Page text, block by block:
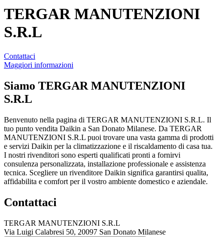
TERGAR MANUTENZIONI
S.R.L
Contattaci
Maggiori informazioni
Siamo TERGAR MANUTENZIONI
S.R.L
Benvenuto nella pagina di TERGAR MANUTENZIONI S.R.L. Il
tuo punto vendita Daikin a San Donato Milanese. Da TERGAR
MANUTENZIONI S.R.L puoi trovare una vasta gamma di prodotti
e servizi Daikin per la climatizzazione e il riscaldamento di casa tua.
I nostri rivenditori sono esperti qualificati pronti a fornirvi
consulenza personalizzata, installazione professionale e assistenza
tecnica. Scegliere un rivenditore Daikin significa garantirsi qualita,
affidabilita e comfort per il vostro ambiente domestico e aziendale.
Contattaci
TERGAR MANUTENZIONI S.R.L
Via Luigi Calabresi 50, 20097 San Donato Milanese